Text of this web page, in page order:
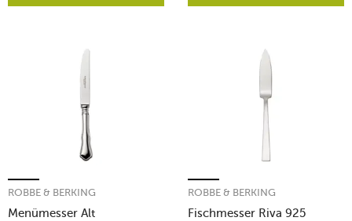
Menümesser Alt
ROBBE & BERKING
Fischmesser Riva 925
ROBBE & BERKING